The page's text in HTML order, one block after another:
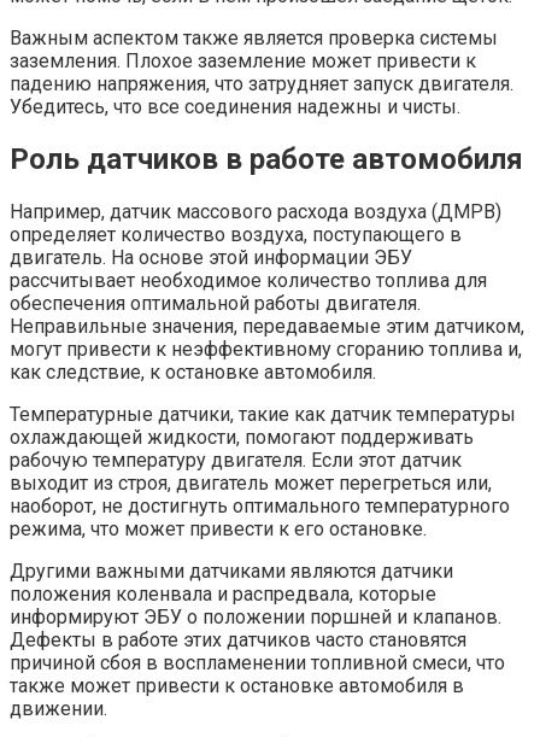
Важным аспектом также является проверка системы
заземления. Плохое заземление может привести к
падению напряжения, что затрудняет запуск двигателя.
Убедитесь, что все соединения надежны и чисты.
Роль датчиков в работе автомобиля
Например, датчик массового расхода воздуха (ДМРВ)
определяет количество воздуха, поступающего в
двигатель. На основе этой информации ЭБУ
рассчитывает необходимое количество топлива для
обеспечения оптимальной работы двигателя.
Неправильные значения, передаваемые этим датчиком,
могут привести к неэффективному сгоранию топлива и,
как следствие, к остановке автомобиля.
Температурные датчики, такие как датчик температуры
охлаждающей жидкости, помогают поддерживать
рабочую температуру двигателя. Если этот датчик
выходит из строя, двигатель может перегреться или,
наоборот, не достигнуть оптимального температурного
режима, что может привести к его остановке.
Другими важными датчиками являются датчики
положения коленвала и распредвала, которые
информируют ЭБУ о положении поршней и клапанов.
Дефекты в работе этих датчиков часто становятся
причиной сбоя в воспламенении топливной смеси, что
также может привести к остановке автомобиля в
движении.